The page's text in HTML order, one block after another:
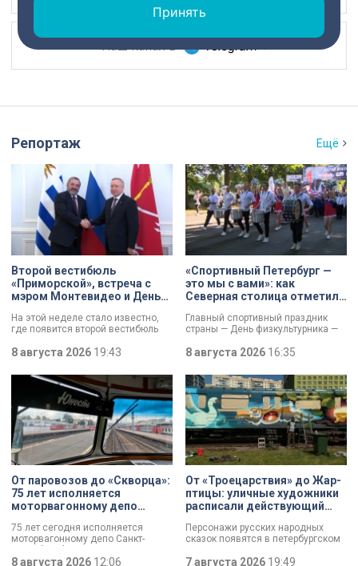
Наш канал в
Репортаж Ещё
Второй вестибюль
«Приморской», встреча с
мэром Монтевидео и День
недели губернатора
На этой неделе стало известно,
где появится второй вестибюль
Смольный выбрал место и
согласовал проект планировки.
Новый вестибюль повысит
пропускную способность станции
и уровень комфорта горожан.
8 августа 2026 19:43
«Спортивный Петербург —
это мы с вами»: как
Северная столица отметила
Главный спортивный праздник
страны — День физкультурника —
причастных поздравил президент
Владимир Путин, отметив:
продолжается обновление и
создание стадионов,
тренировочных баз и
спортплощадок. К петербуржцам
обратился губернатор Александр
Беглов. Он подчеркнул: именно в
городе на Неве зародились
традиции футбола, фигурного
катания, тяжёлой и лёгкой
атлетики, плавания и триатлона.
Тысячи спортсменов разного
возраста сегодня собрались на
Крестовском острове.
8 августа 2026 16:35
От паровозов до «Скворца»:
75 лет исполняется
моторвагонному депо
Финляндский
75 лет сегодня исполняется
моторвагонному депо Санкт-
Петербург-Финляндский.
Появление этого объекта для
8 августа 2026 12:06
От «Троецарствия» до Жар-
птицы: уличные художники
расписали действующий
Персонажи русских народных
сказок появятся в петербургском
«Выборгское» завершился
7 августа 2026 19:49
Принять